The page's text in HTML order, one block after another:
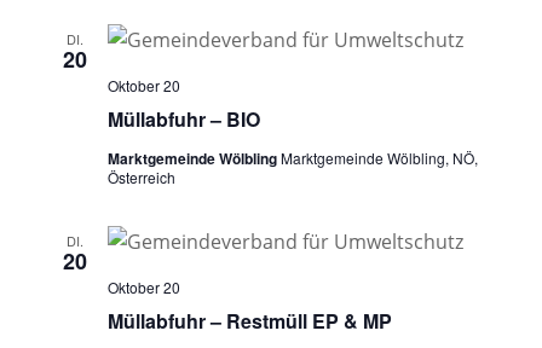
DI.
20
Müllabfuhr – BIO
Oktober 20
Marktgemeinde WölblingMarktgemeinde Wölbling, NÖ,
Österreich
DI.
20
Müllabfuhr – Restmüll EP & MP
Oktober 20